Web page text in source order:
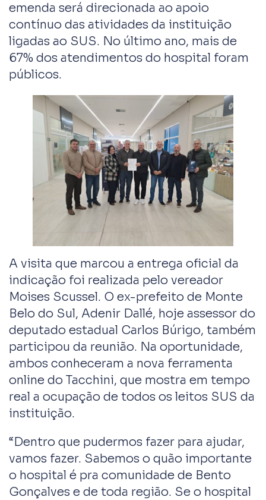
emenda será direcionada ao apoio
contínuo das atividades da instituição
ligadas ao SUS. No último ano, mais de
67% dos atendimentos do hospital foram
públicos.
A visita que marcou a entrega oficial da
indicação foi realizada pelo vereador
Moises Scussel. O ex-prefeito de Monte
Belo do Sul, Adenir Dallé, hoje assessor do
deputado estadual Carlos Búrigo, também
participou da reunião. Na oportunidade,
ambos conheceram a nova ferramenta
online do Tacchini, que mostra em tempo
real a ocupação de todos os leitos SUS da
instituição.
“Dentro que pudermos fazer para ajudar,
vamos fazer. Sabemos o quão importante
o hospital é pra comunidade de Bento
Gonçalves e de toda região. Se o hospital